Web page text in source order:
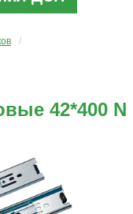
/
42*400 N